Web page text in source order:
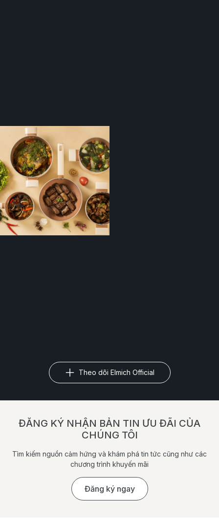
Theo dõi Elmich Official
ĐĂNG KÝ NHẬN BẢN TIN ƯU ĐÃI CỦA
CHÚNG TÔI
Tìm kiếm nguồn cảm hứng và khám phá tin tức cũng như các
chương trình khuyến mãi
Đăng ký ngay